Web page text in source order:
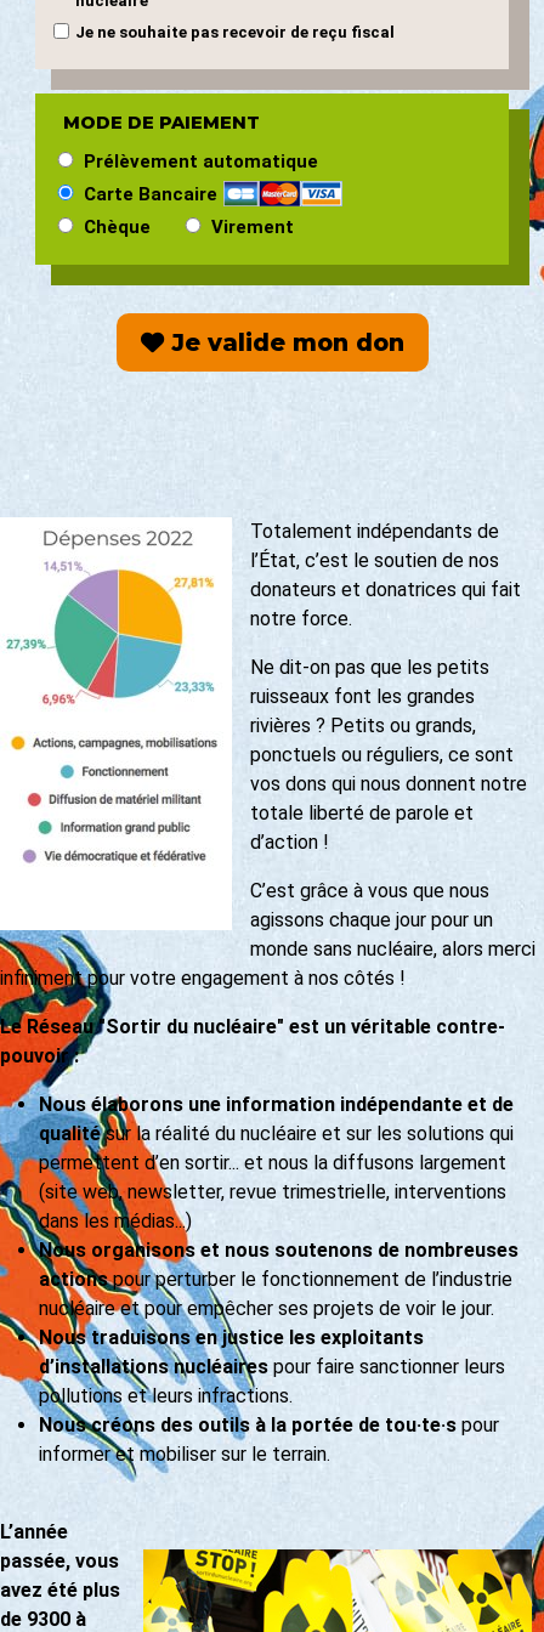
Je ne souhaite pas recevoir de reçu fiscal
MODE DE PAIEMENT
Prélèvement automatique
Carte Bancaire
Chèque
Virement
Je valide mon don
Totalement indépendants de
l’État, c’est le soutien de nos
donateurs et donatrices qui fait
notre force.
Ne dit-on pas que les petits
ruisseaux font les grandes
rivières ? Petits ou grands,
ponctuels ou réguliers, ce sont
vos dons qui nous donnent notre
totale liberté de parole et
d’action !
C’est grâce à vous que nous
agissons chaque jour pour un
monde sans nucléaire, alors merci
infiniment pour votre engagement à nos côtés !
Le Réseau "Sortir du nucléaire" est un véritable contre-
pouvoir :
Nous élaborons une information indépendante et de
qualitésur la réalité du nucléaire et sur les solutions qui
permettent d’en sortir... et nous la diffusons largement
(site web, newsletter, revue trimestrielle, interventions
dans les médias...)
Nous organisons et nous soutenons de nombreuses
actionspour perturber le fonctionnement de l’industrie
nucléaire et pour empêcher ses projets de voir le jour.
Nous traduisons en justice les exploitants
d’installations nucléaires pour faire sanctionner leurs
pollutions et leurs infractions.
Nous créons des outils à la portée de tou·te·s pour
informer et mobiliser sur le terrain.
L’année
passée, vous
avez été plus
de 9300 à